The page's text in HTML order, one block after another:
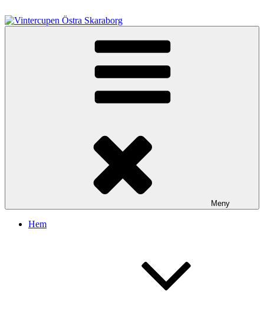
till
innehåll
Vintercupen Östra Skaraborg
Meny
Hem